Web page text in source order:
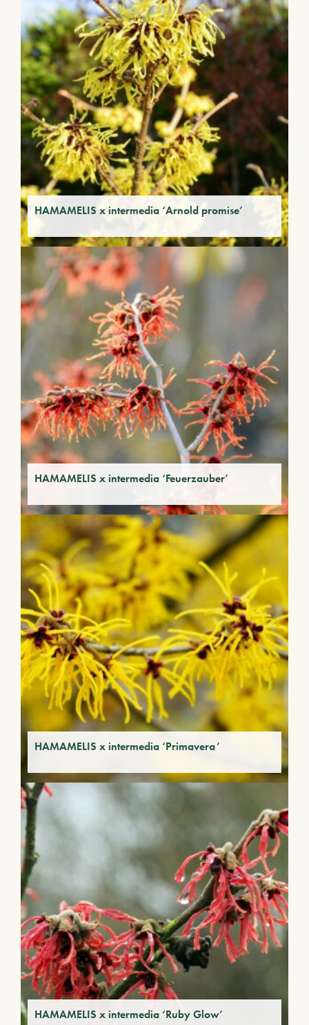
HAMAMELIS x intermedia ‘Arnold promise’
HAMAMELIS x intermedia ‘Feuerzauber’
HAMAMELIS x intermedia ‘Primavera’
HAMAMELIS x intermedia ‘Ruby Glow’